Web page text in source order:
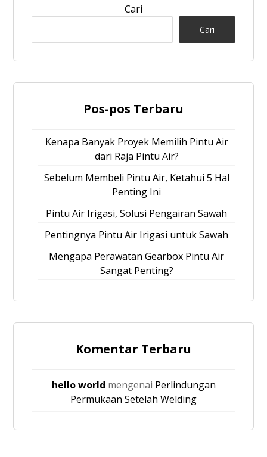
Cari
Cari
Pos-pos Terbaru
Kenapa Banyak Proyek Memilih Pintu Air
dari Raja Pintu Air?
Sebelum Membeli Pintu Air, Ketahui 5 Hal
Penting Ini
Pintu Air Irigasi, Solusi Pengairan Sawah
Pentingnya Pintu Air Irigasi untuk Sawah
Mengapa Perawatan Gearbox Pintu Air
Sangat Penting?
Komentar Terbaru
hello world mengenai Perlindungan
Permukaan Setelah Welding